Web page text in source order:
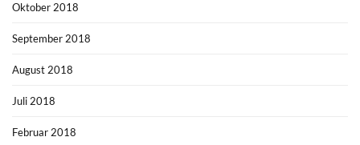
Oktober 2018
September 2018
August 2018
Juli 2018
Februar 2018